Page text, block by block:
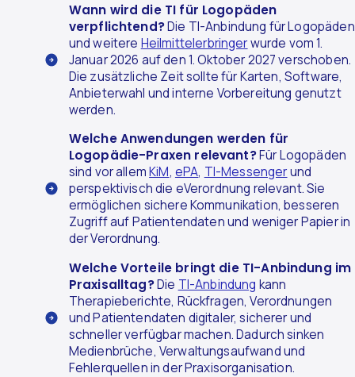
Wann wird die TI für Logopäden
verpflichtend?Die TI-Anbindung für Logopäden
und weitere Heilmittelerbringerwurde vom 1.
Januar 2026 auf den 1. Oktober 2027 verschoben.
Die zusätzliche Zeit sollte für Karten, Software,
Anbieterwahl und interne Vorbereitung genutzt
werden.
Welche Anwendungen werden für
Logopädie-Praxen relevant?Für Logopäden
sind vor allemKiM, ePA, TI-Messengerund
perspektivisch die eVerordnung relevant. Sie
ermöglichen sichere Kommunikation, besseren
Zugriff auf Patientendaten und weniger Papier in
der Verordnung.
Welche Vorteile bringt die TI-Anbindung im
Praxisalltag?Die TI-Anbindung kann
Therapieberichte, Rückfragen, Verordnungen
und Patientendaten digitaler, sicherer und
schneller verfügbar machen. Dadurch sinken
Medienbrüche, Verwaltungsaufwand und
Fehlerquellen in der Praxisorganisation.